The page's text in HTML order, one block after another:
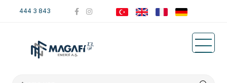
444 3 843